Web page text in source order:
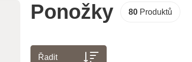
Ponožky 80 Produktů
Řadit